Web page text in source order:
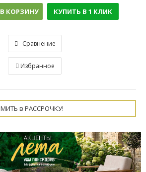
В КОРЗИНУ КУПИТЬ В 1 КЛИК
Сравнение
Избранное
в РАССРОЧКУ!